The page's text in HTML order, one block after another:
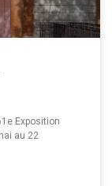
Exposition
au 22